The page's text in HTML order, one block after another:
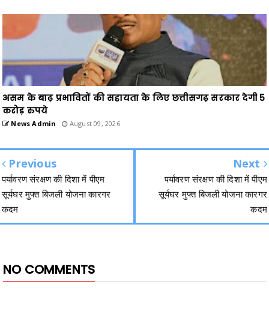
असम के बाढ़ प्रभावितों की सहायता के लिए छत्तीसगढ़ सरकार देगी 5
करोड़ रुपये
News Admin August 09, 2026
Previous
पर्यावरण संरक्षण की दिशा में पीएम
सूर्यघर मुफ्त बिजली योजना कारगर
कदम
Next
पर्यावरण संरक्षण की दिशा में पीएम
सूर्यघर मुफ्त बिजली योजना कारगर
कदम
NO COMMENTS